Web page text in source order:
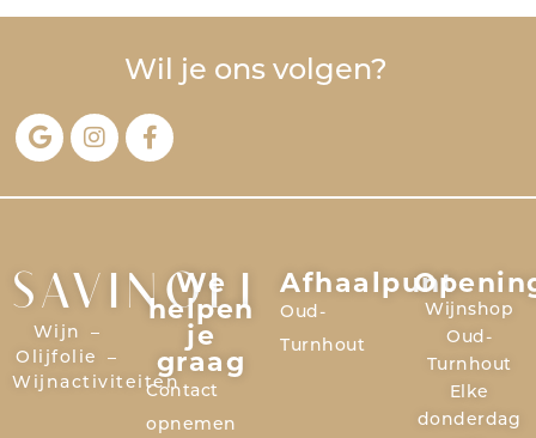
Wil je ons volgen?
SAVINOLI
Wijn –
Olijfolie –
Wijnactiviteiten
We
helpen
je
graag
Contact
opnemen
Afhaalpunt
Oud-
Turnhout
Wijnshop
Oud-
Turnhout
Elke
donderdag